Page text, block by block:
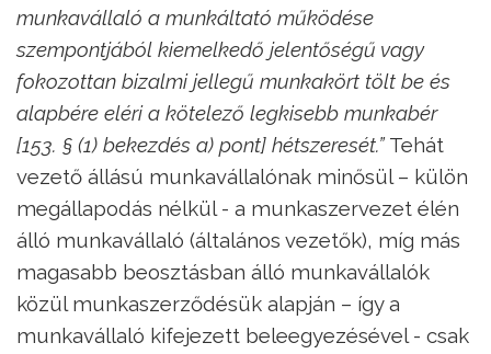
munkavállaló a munkáltató működése
szempontjából kiemelkedő jelentőségű vagy
fokozottan bizalmi jellegű munkakört tölt be és
alapbére eléri a kötelező legkisebb munkabér
[153. § (1) bekezdés a) pont] hétszeresét.”Tehát
vezető állású munkavállalónak minősül – külön
megállapodás nélkül - a munkaszervezet élén
álló munkavállaló (általános vezetők), míg más
magasabb beosztásban álló munkavállalók
közül munkaszerződésük alapján – így a
munkavállaló kifejezett beleegyezésével - csak